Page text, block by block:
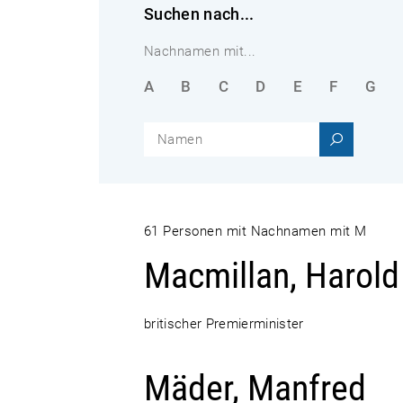
Suchen nach...
Nachnamen mit...
A B C D E F G
61 Personen mit Nachnamen mit M
Macmillan, Harold
britischer Premierminister
Mäder, Manfred